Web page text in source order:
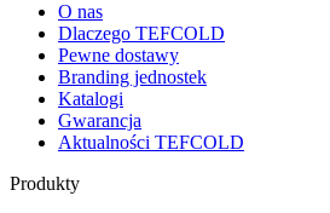
O nas
Dlaczego TEFCOLD
Pewne dostawy
Branding jednostek
Katalogi
Gwarancja
Aktualności TEFCOLD
Produkty